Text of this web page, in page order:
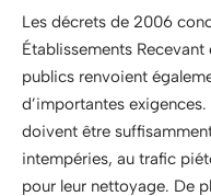
Les décrets de 2006
Établissements
publics renvoient
d’importantes
doivent être
intempéries, au trafic
pour leur nettoyage. De